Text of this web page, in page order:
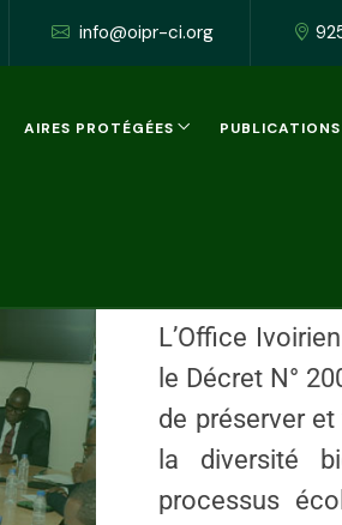
info@oipr-ci.org
AIRES PROTÉGÉES PUBLICATIONS
le réseau des
L’Office
le Décret N°
de préserver
la diversité
processus